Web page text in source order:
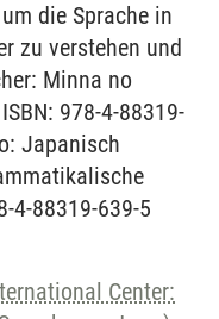
die Sprache in
zu verstehen und
Minna no
978-4-88319-
Japanisch
4-88319-639-5
Center: